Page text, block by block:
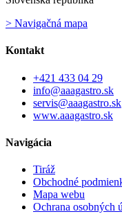
> Navigačná mapa
Kontakt
+421 433 04 29
info@aaagastro.sk
servis@aaagastro.sk
www.aaagastro.sk
Navigácia
Tiráž
Obchodné
Mapa webu
Ochrana osobných